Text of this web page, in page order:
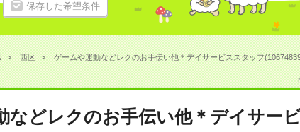
保存した希望条件
西区 ゲームや運動などレクのお手伝い他＊デイサービススタッフ
などレクのお手伝い他＊デイサー